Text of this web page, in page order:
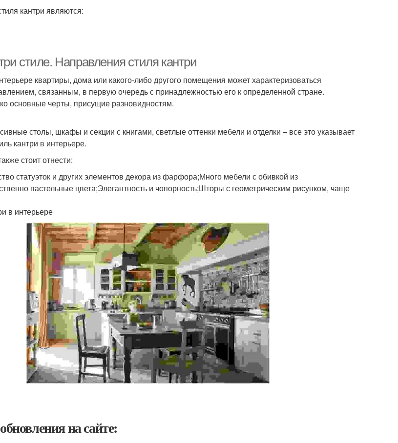
кантри являются:
стиле. Направления стиля кантри
квартиры, дома или какого-либо другого помещения может характеризоваться
связанным, в первую очередь с принадлежностью его к определенной стране.
основные черты, присущие разновидностям.
столы, шкафы и секции с книгами, светлые оттенки мебели и отделки – все это указывает
кантри в интерьере.
стоит отнести:
статуэток и других элементов декора из фарфора;Много мебели с обивкой из
пастельные цвета;Элегантность и чопорность;Шторы с геометрическим рисунком, чаще
в интерьере
на сайте: